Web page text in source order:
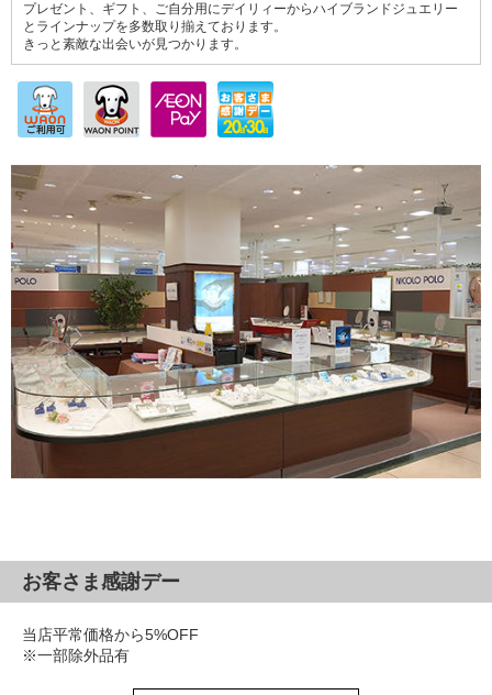
プレゼント、ギフト、ご自分用にデイリィーからハイブランドジュエリー
とラインナップを多数取り揃えております。
きっと素敵な出会いが見つかります。
お客さま感謝デー
当店平常価格から5%OFF
※一部除外品有